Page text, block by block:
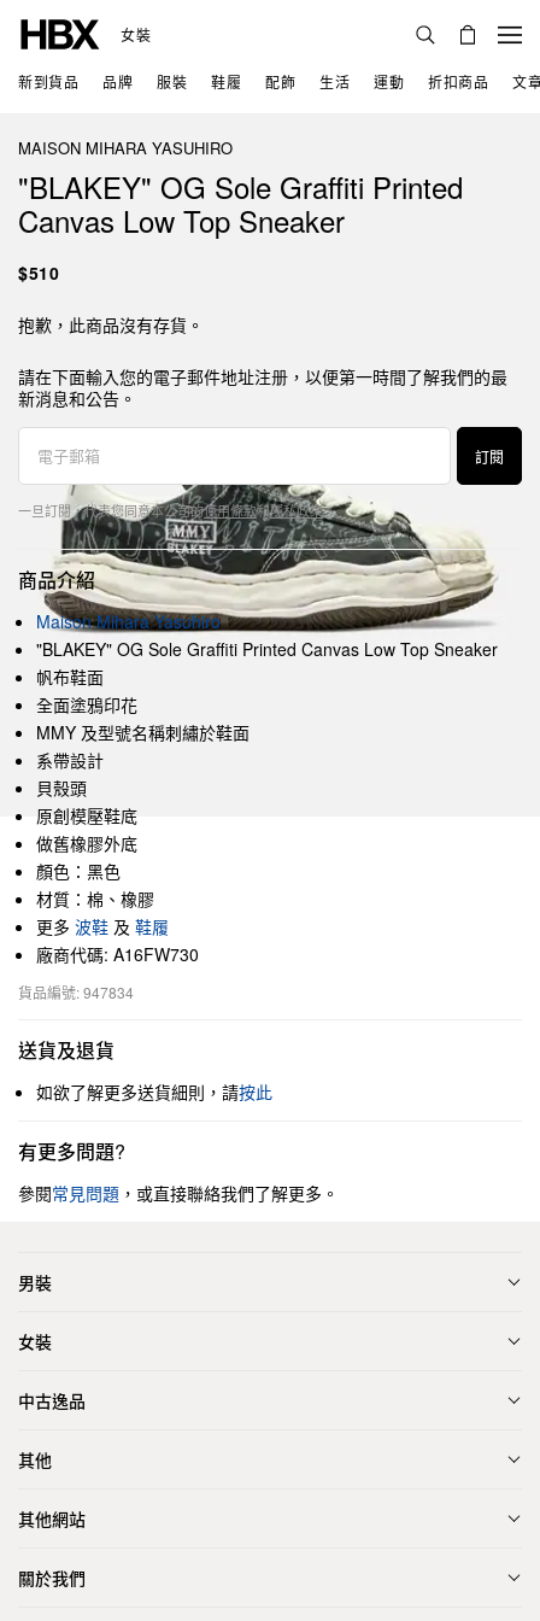
女裝
新到貨品 品牌 服裝 鞋履 配飾 生活 運動 折扣商品 文
MAISON MIHARA YASUHIRO
"BLAKEY" OG Sole Graffiti Printed
Canvas Low Top Sneaker
$510
抱歉，此商品沒有存貨。
請在下面輸入您的電子郵件地址注册，以便第一時間了解我們的最
新消息和公告。
訂閱
一旦訂閱，代表您同意本公司的使用條款和隱私政策。
商品介紹
Maison Mihara Yasuhiro
"BLAKEY" OG Sole Graffiti Printed Canvas Low Top Sneaker
帆布鞋面
全面塗鴉印花
MMY 及型號名稱刺繡於鞋面
系帶設計
貝殼頭
原創模壓鞋底
做舊橡膠外底
顏色：黑色
材質：棉、橡膠
更多 波鞋 及 鞋履
廠商代碼: A16FW730
貨品編號: 947834
送貨及退貨
如欲了解更多送貨細則，請按此
有更多問題?
參閱常見問題 ，或直接聯絡我們了解更多。
男裝
女裝
中古逸品
其他
其他網站
關於我們